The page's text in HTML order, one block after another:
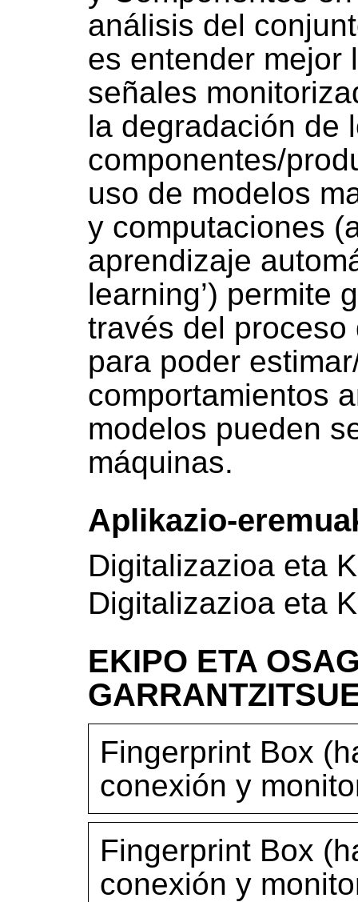
análisis del
es entender mejor
señales
la degradación de
componentes/
uso de modelos
y computaciones
aprendizaje
learning’) permite
través del proceso
para poder
comportamientos
modelos pueden
máquinas.
Aplikazio-
Digitalizazioa eta
Digitalizazioa eta
EKIPO ETA
Fingerprint Box
conexión y
Fingerprint Box
conexión y